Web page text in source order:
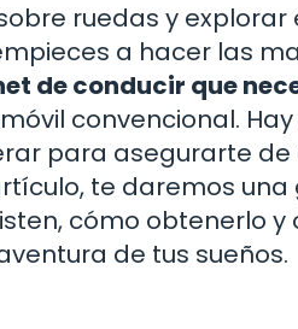
ruedas y explorar
a hacer las
de conducir que
convencional.
para asegurarte de
te daremos
cómo obtenerlo y
de tus sueños.